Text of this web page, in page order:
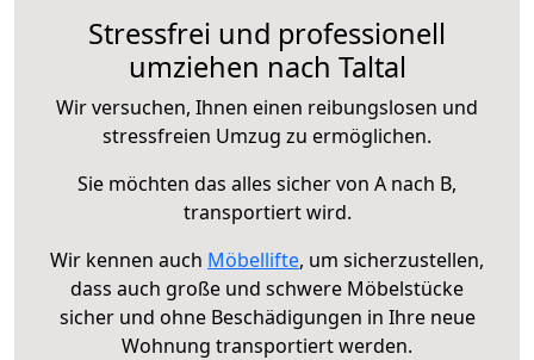
Stressfrei und professionell
umziehen nach Taltal
Wir versuchen, Ihnen einen reibungslosen und
stressfreien Umzug zu ermöglichen.
Sie möchten das alles sicher von A nach B,
transportiert wird.
Wir kennen auch Möbellifte, um sicherzustellen,
dass auch große und schwere Möbelstücke
sicher und ohne Beschädigungen in Ihre neue
Wohnung transportiert werden.